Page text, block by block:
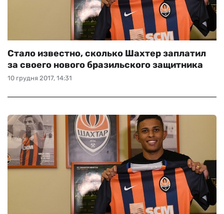
10 грудня 2017, 14:31
Стало известно, сколько Шахтер заплатил
за своего нового бразильского защитника